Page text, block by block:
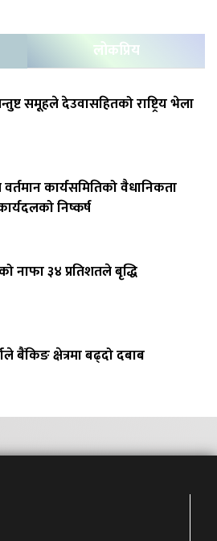
लोकप्रिय
समूहले देउवासहितको राष्ट्रिय भेला
कार्यसमितिको वैधानिकता
निष्कर्ष
नाफा ३४ प्रतिशतले बृद्धि
बैंकिङ क्षेत्रमा बढ्दो दबाब